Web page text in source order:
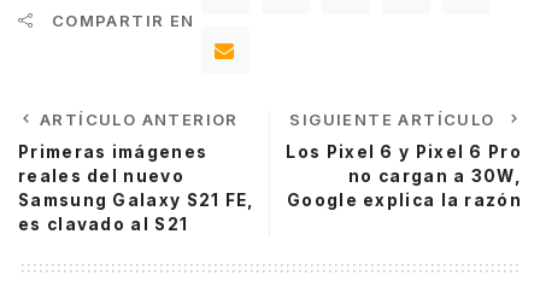
COMPARTIR EN
ARTÍCULO ANTERIOR
Primeras imágenes
reales del nuevo
Samsung Galaxy S21 FE,
es clavado al S21
SIGUIENTE ARTÍCULO
Los Pixel 6 y Pixel 6 Pro
no cargan a 30W,
Google explica la razón